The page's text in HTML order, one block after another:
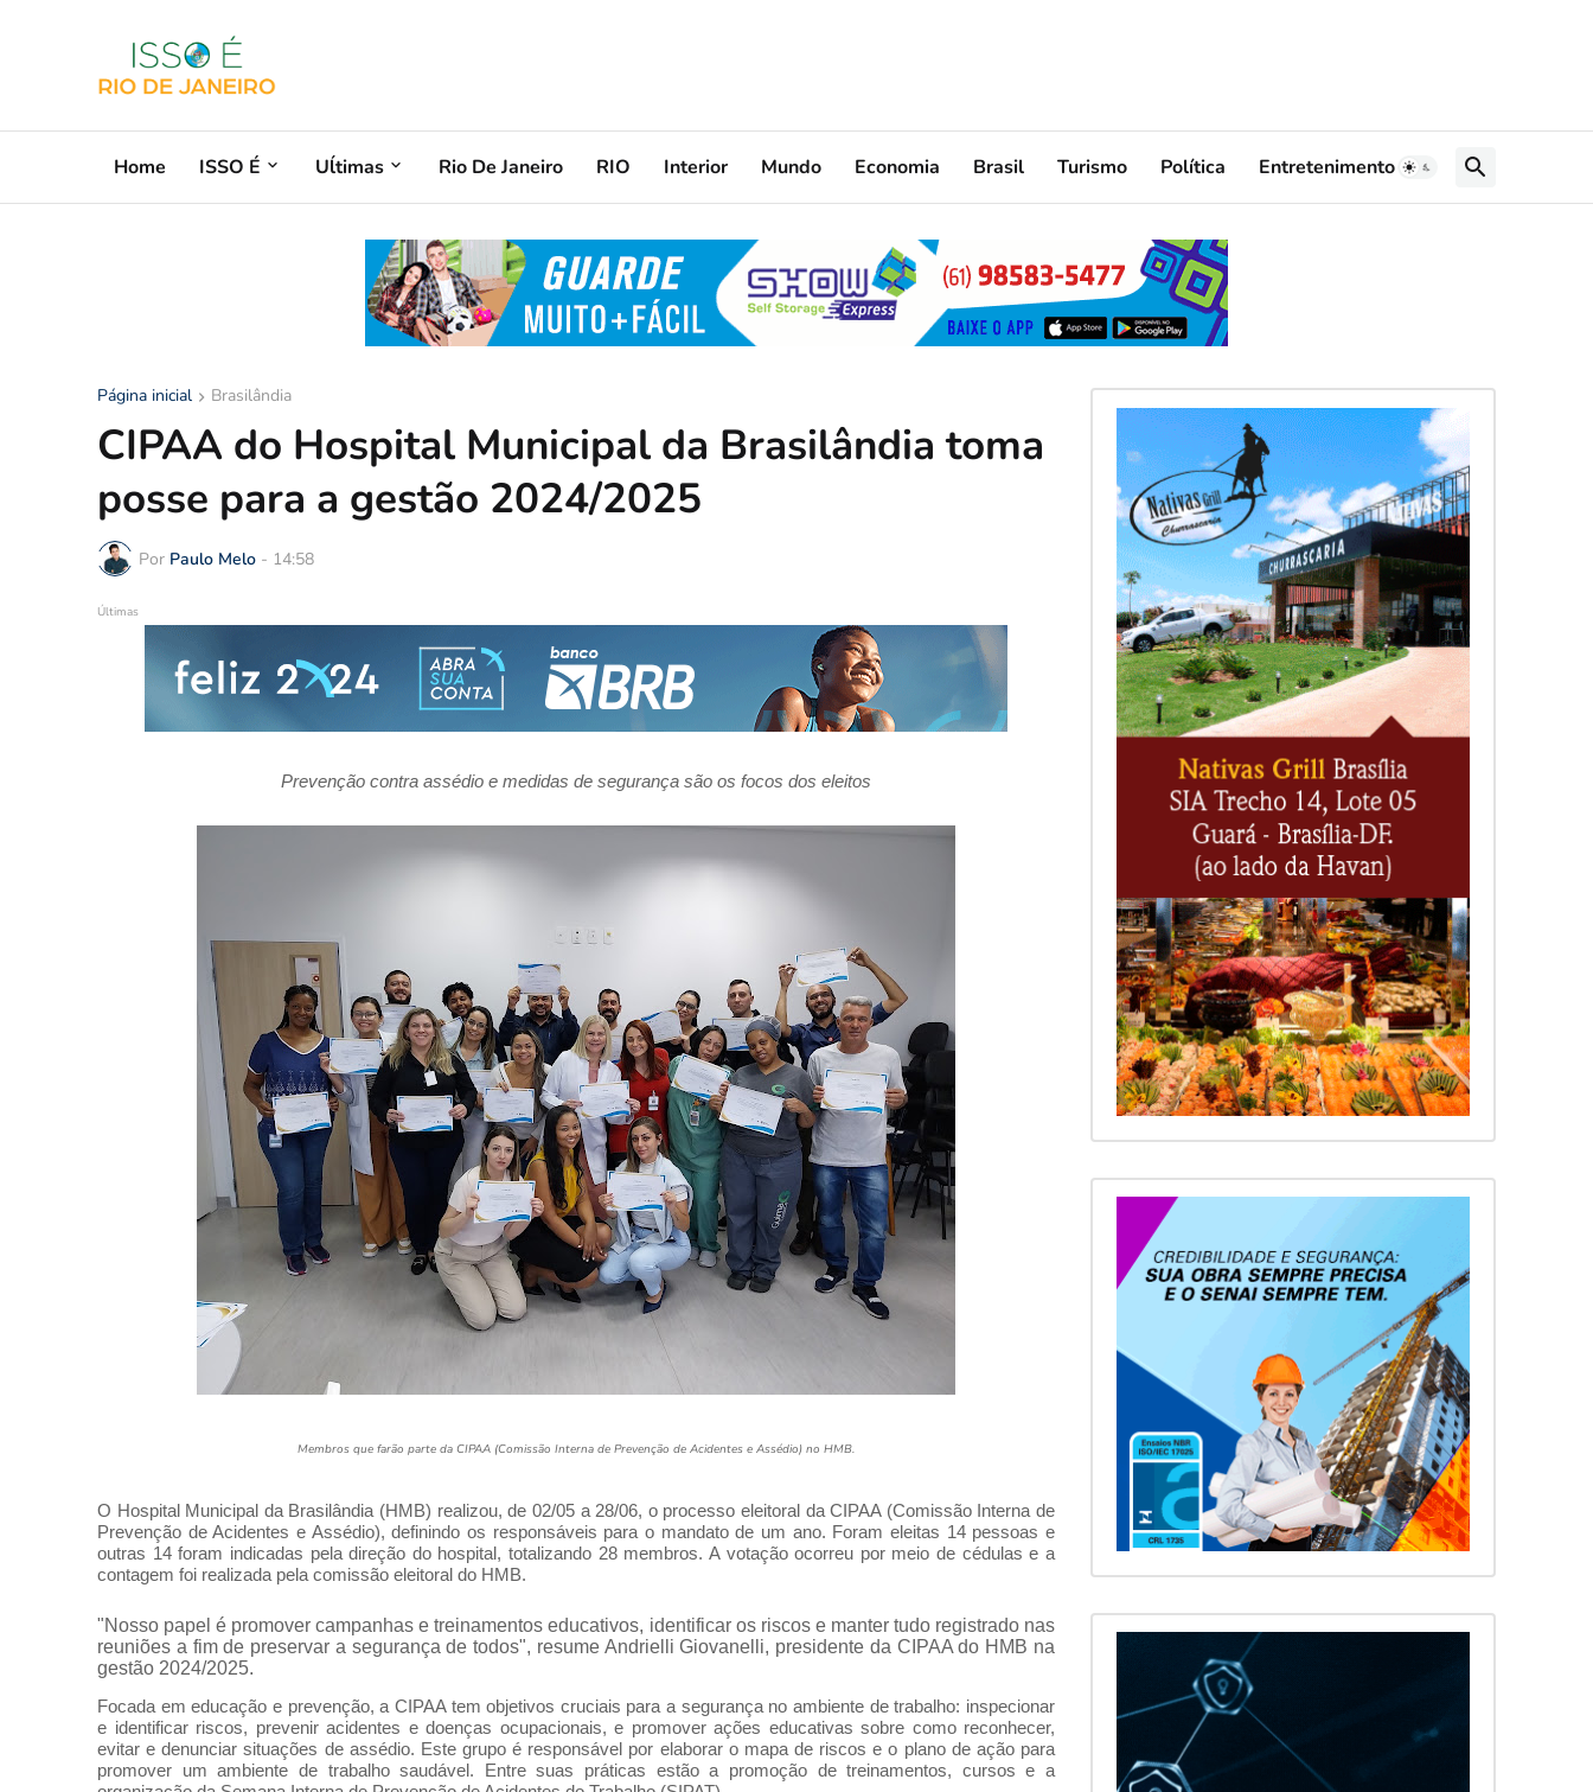
Home ISSO É Uĺtimas Rio De Janeiro RIO Interior Mundo Economia Brasil Turismo Política Entretenimento
Página inicial Brasilândia
CIPAA do Hospital Municipal da Brasilândia toma
posse para a gestão 2024/2025
Por Paulo Melo - 14:58
Últimas
Prevenção contra assédio e medidas de segurança são os focos dos eleitos
Membros que farão parte da CIPAA (Comissão Interna de Prevenção de Acidentes e Assédio) no HMB.
O Hospital Municipal da Brasilândia (HMB) realizou, de 02/05 a 28/06, o processo eleitoral da CIPAA (Comissão Interna de
Prevenção de Acidentes e Assédio), definindo os responsáveis para o mandato de um ano. Foram eleitas 14 pessoas e
outras 14 foram indicadas pela direção do hospital, totalizando 28 membros. A votação ocorreu por meio de cédulas e a
contagem foi realizada pela comissão eleitoral do HMB.
"Nosso papel é promover campanhas e treinamentos educativos, identificar os riscos e manter tudo registrado nas
reuniões a fim de preservar a segurança de todos", resume Andrielli Giovanelli, presidente da CIPAA do HMB na
gestão 2024/2025.
Focada em educação e prevenção, a CIPAA tem objetivos cruciais para a segurança no ambiente de trabalho: inspecionar
e identificar riscos, prevenir acidentes e doenças ocupacionais, e promover ações educativas sobre como reconhecer,
evitar e denunciar situações de assédio. Este grupo é responsável por elaborar o mapa de riscos e o plano de ação para
promover um ambiente de trabalho saudável. Entre suas práticas estão a promoção de treinamentos, cursos e a